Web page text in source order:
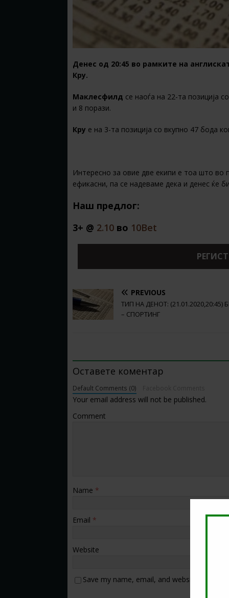
Денес од 20:45 во рамките на
Кру.
Маклесфилд се наоѓа на 22-та позиција
и 8 порази.
Кру е на 3-та позиција со вкупно 47 бода
Интересно за овие две екипи е тоа што во
ефикасни, па се надеваме дека и денес ќе
Наш предлог:
3+ @ 2.10 во 10Bet
PREVIOUS
ТИП НА ДЕНОТ: (21.01.2020,20:45)
– СПОРТИНГ
Оставете коментар
Default Comments (0)
Your email address will not be published.
Comment
Name *
Email *
Website
Save my name, email, and website in this